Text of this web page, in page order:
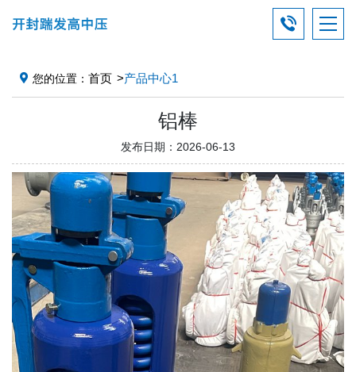
您的位置： 首页 产品中心1
铝棒
发布日期：2026-06-13